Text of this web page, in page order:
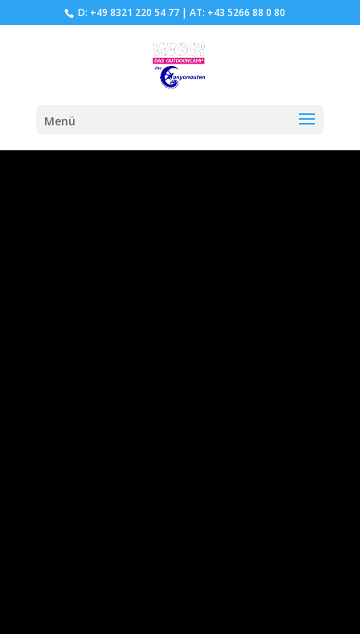
D: +49 8321 220 54 77| AT: +43 5266 88 0 80
Menü